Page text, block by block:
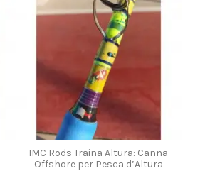
IMC Rods Traina Altura: Canna
Offshore per Pesca d’Altura